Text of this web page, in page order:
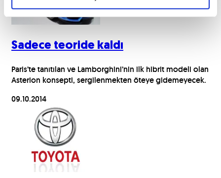
Sadece teoride kaldı
Paris’te tanıtılan ve Lamborghini’nin ilk hibrit modeli olan
Asterion konsepti, sergilenmekten öteye gidemeyecek.
09.10.2014